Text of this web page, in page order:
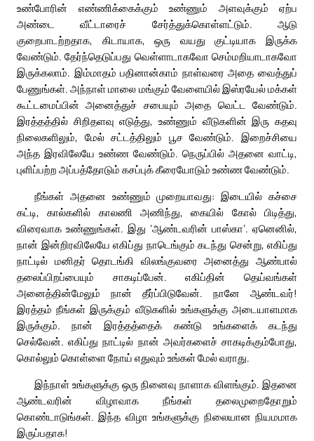
உண்போரின் எண்ணிக்கைக்கும் உண்ணும் அளவுக்கும் ஏற்ப
அண்டை வீட்டாரைச் சேர்த்துக்கொள்ளட்டும். ஆடு
குறைபாடற்றதாக, கிடாயாக, ஒரு வயது குட்டியாக இருக்க
வேண்டும். தேர்ந்தெடுப்பது வெள்ளாடாகவோ செம்மறியாடாகவோ
இருக்கலாம். இம்மாதம் பதினான்காம் நாள்வரை அதை வைத்துப்
பேணுங்கள். அந்நாள் மாலை மங்கும் வேளையில் இஸ்ரயேல் மக்கள்
கூட்டமைப்பின் அனைத்துச் சபையும் அதை வெட்ட வேண்டும்.
இரத்தத்தில் சிறிதளவு எடுத்து, உண்ணும் வீடுகளின் இரு கதவு
நிலைகளிலும், மேல் சட்டத்திலும் பூச வேண்டும். இறைச்சியை
அந்த இரவிலேயே உண்ண வேண்டும். நெருப்பில் அதனை வாட்டி,
புளிப்பற்ற அப்பத்தோடும் கசப்புக் கீரையோடும் உண்ண வேண்டும்.
நீங்கள் அதனை உண்ணும் முறையாவது: இடையில் கச்சை
கட்டி, கால்களில் காலணி அணிந்து, கையில் கோல் பிடித்து,
விரைவாக உண்ணுங்கள். இது ‘ஆண்டவரின் பாஸ்கா’. ஏனெனில்,
நான் இன்றிரவிலேயே எகிப்து நாடெங்கும் கடந்து சென்று, எகிப்து
நாட்டில் மனிதர் தொடங்கி விலங்குவரை அனைத்து ஆண்பால்
தலைப்பிறப்பையும் சாகடிப்பேன். எகிப்தின் தெய்வங்கள்
அனைத்தின்மேலும் நான் தீர்ப்பிடுவேன். நானே ஆண்டவர்!
இரத்தம் நீங்கள் இருக்கும் வீடுகளில் உங்களுக்கு அடையாளமாக
இருக்கும். நான் இரத்தத்தைக் கண்டு உங்களைக் கடந்து
செல்வேன். எகிப்து நாட்டில் நான் அவர்களைச் சாகடிக்கும்போது,
கொல்லும் கொள்ளை நோய் எதுவும் உங்கள் மேல் வராது.
இந்நாள் உங்களுக்கு ஒரு நினைவு நாளாக விளங்கும். இதனை
ஆண்டவரின் விழாவாக நீங்கள் தலைமுறைதோறும்
கொண்டாடுங்கள். இந்த விழா உங்களுக்கு நிலையான நியமமாக
இருப்பதாக!